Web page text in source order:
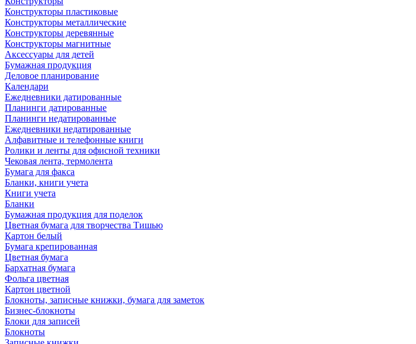
Конструкторы пластиковые
Конструкторы металлические
Конструкторы деревянные
Конструкторы магнитные
Аксессуары для детей
Бумажная продукция
Деловое планирование
Календари
Ежедневники датированные
Планинги датированные
Планинги недатированные
Ежедневники недатированные
Алфавитные и телефонные книги
Ролики и ленты для офисной техники
Чековая лента, термолента
Бумага для факса
Бланки, книги учета
Книги учета
Бланки
Бумажная продукция для поделок
Цветная бумага для творчества Тишью
Картон белый
Бумага крепированная
Цветная бумага
Бархатная бумага
Фольга цветная
Картон цветной
Блокноты, записные книжки, бумага для заметок
Бизнес-блокноты
Блоки для записей
Блокноты